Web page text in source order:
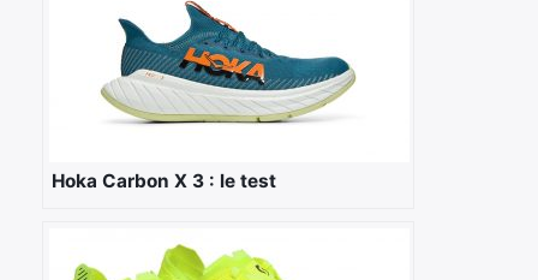
Hoka Carbon X 3 : le test